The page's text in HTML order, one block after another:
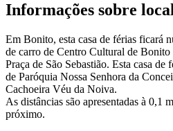
Informações sobre
Em Bonito, esta casa de férias ficará
de carro de Centro Cultural de
Praça de São Sebastião. Esta casa
de Paróquia Nossa Senhora da
Cachoeira Véu da Noiva.
As distâncias são apresentadas à 0,1
próximo.